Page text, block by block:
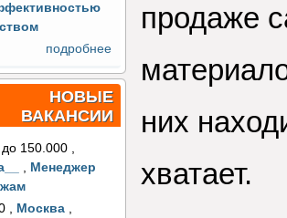
подробнее
НОВЫЕ
ВАКАНСИИ
150.000 ,
, Менеджер
Москва
продаже
них
хватает.